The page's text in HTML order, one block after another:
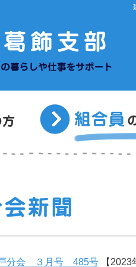
分会 ３月号 485号 【2023